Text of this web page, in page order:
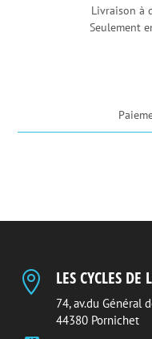
Livraison à
Seulement
 LES CYCLES DE
74, av.du Général
44380 Pornichet